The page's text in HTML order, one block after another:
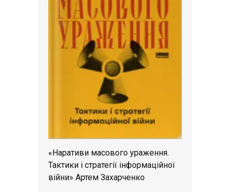
«Наративи масового ураження.
Тактики і стратегії інформаційної
війни» Артем Захарченко